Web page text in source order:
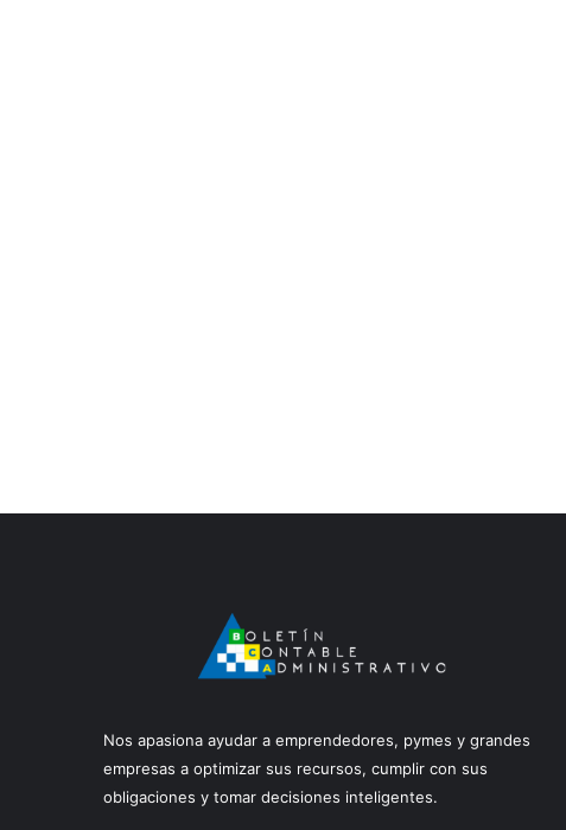
Nos apasiona ayudar a emprendedores, pymes y grandes
empresas a optimizar sus recursos, cumplir con sus
obligaciones y tomar decisiones inteligentes.